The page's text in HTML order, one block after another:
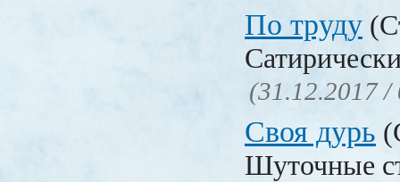
По труду
(31.12.2017 /
Своя дурь
Шуточные